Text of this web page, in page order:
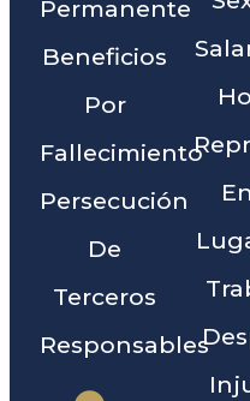
Permanente
Beneficios
Por
Fallecimiento
Persecución
De
Terceros
Responsables